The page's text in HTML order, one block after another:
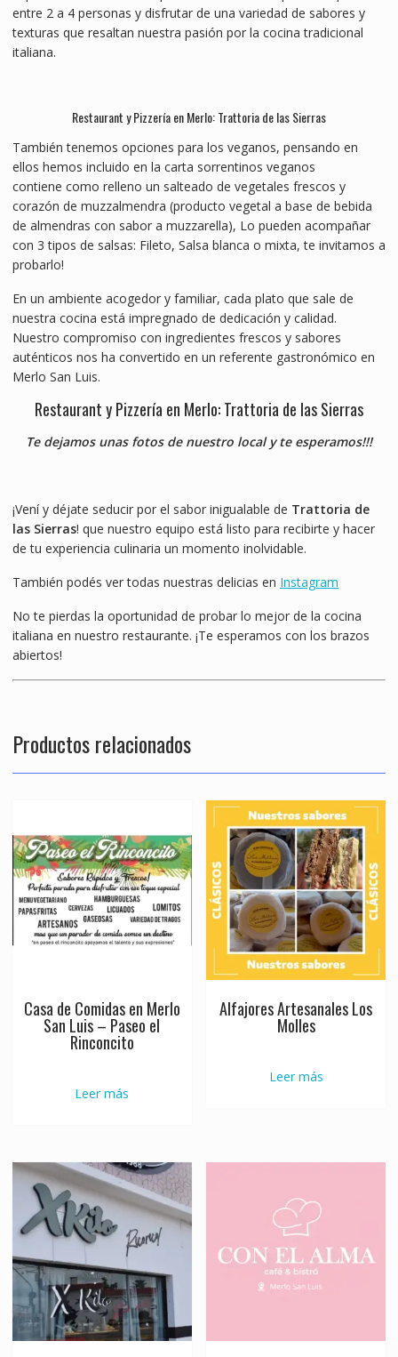
entre 2 a 4 personas y disfrutar de una variedad de sabores y
texturas que resaltan nuestra pasión por la cocina tradicional
italiana.
Restaurant y Pizzería en Merlo: Trattoria de las Sierras
También tenemos opciones para los veganos, pensando en
ellos hemos incluido en la carta sorrentinos veganos
contiene como relleno un salteado de vegetales frescos y
corazón de muzzalmendra (producto vegetal a base de bebida
de almendras con sabor a muzzarella), Lo pueden acompañar
con 3 tipos de salsas: Fileto, Salsa blanca o mixta, te invitamos a
probarlo!
En un ambiente acogedor y familiar, cada plato que sale de
nuestra cocina está impregnado de dedicación y calidad.
Nuestro compromiso con ingredientes frescos y sabores
auténticos nos ha convertido en un referente gastronómico en
Merlo San Luis.
Restaurant y Pizzería en Merlo: Trattoria de las Sierras
Te dejamos unas fotos de nuestro local y te esperamos!!!
¡Vení y déjate seducir por el sabor inigualable de Trattoria de
las Sierras! que nuestro equipo está listo para recibirte y hacer
de tu experiencia culinaria un momento inolvidable.
También podés ver todas nuestras delicias en Instagram
No te pierdas la oportunidad de probar lo mejor de la cocina
italiana en nuestro restaurante. ¡Te esperamos con los brazos
abiertos!
Productos relacionados
Casa de Comidas en Merlo
San Luis – Paseo el
Rinconcito
Leer más
Alfajores Artesanales Los
Molles
Leer más